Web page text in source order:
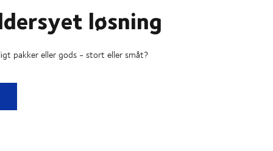
løsning
pakker eller gods - stort eller småt?
løsning